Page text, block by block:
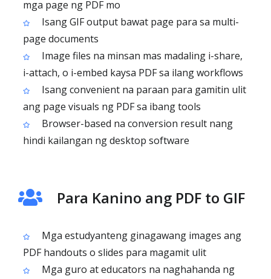
mga page ng PDF mo
Isang GIF output bawat page para sa multi-
page documents
Image files na minsan mas madaling i-share,
i-attach, o i-embed kaysa PDF sa ilang workflows
Isang convenient na paraan para gamitin ulit
ang page visuals ng PDF sa ibang tools
Browser-based na conversion result nang
hindi kailangan ng desktop software
Para Kanino ang PDF to GIF
Mga estudyanteng ginagawang images ang
PDF handouts o slides para magamit ulit
Mga guro at educators na naghahanda ng